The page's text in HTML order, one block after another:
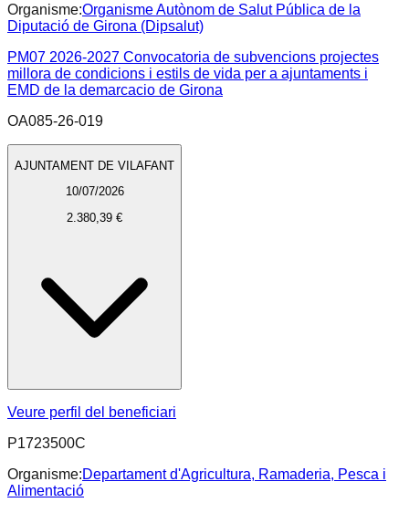
Organisme:Organisme Autònom de Salut Pública de la
Diputació de Girona (Dipsalut)
PM07 2026-2027 Convocatoria de subvencions projectes
millora de condicions i estils de vida per a ajuntaments i
EMD de la demarcacio de Girona
OA085-26-019
AJUNTAMENT DE VILAFANT
10/07/2026
2.380,39 €
Veure perfil del beneficiari
P1723500C
Organisme:Departament d'Agricultura, Ramaderia, Pesca i
Alimentació